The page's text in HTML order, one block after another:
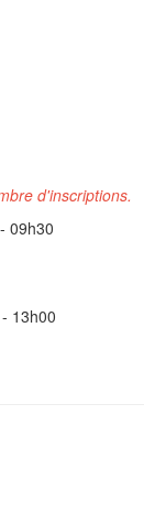
d'inscriptions.
09h30
13h00